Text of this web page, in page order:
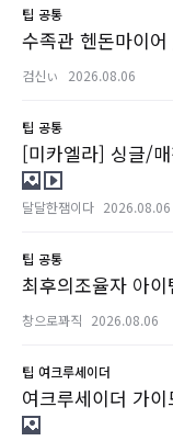
팁 공통
수족관 헨돈마이
검신ぃ 2026.08.06
팁 공통
[미카엘라] 싱글/
달달한잼이다 2026.08.06
팁 공통
최후의조율자 아
창으로꽈직 2026.08.06
팁 여크루세이더
여크루세이더 가